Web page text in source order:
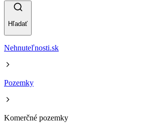
Hľadať
Nehnuteľnosti.sk
Pozemky
Komerčné pozemky